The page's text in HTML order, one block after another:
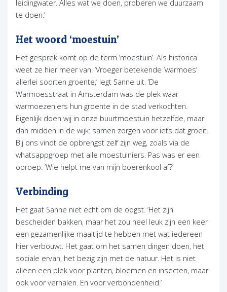
leidingwater. Alles wat we doen, proberen we duurzaam
te doen.’
Het woord ‘moestuin’
Het gesprek komt op de term ‘moestuin’. Als historica
weet ze hier meer van. ‘Vroeger betekende ‘warmoes’
allerlei soorten groente,’ legt Sanne uit. ‘De
Warmoesstraat in Amsterdam was de plek waar
warmoezeniers hun groente in de stad verkochten.
Eigenlijk doen wij in onze buurtmoestuin hetzelfde, maar
dan midden in de wijk: samen zorgen voor iets dat groeit.
Bij ons vindt de opbrengst zelf zijn weg, zoals via de
whatsappgroep met alle moestuiniers. Pas was er een
oproep: ‘Wie helpt me van mijn boerenkool af?’
Verbinding
Het gaat Sanne niet echt om de oogst. ‘Het zijn
bescheiden bakken, maar het zou heel leuk zijn een keer
een gezamenlijke maaltijd te hebben met wat iedereen
hier verbouwt. Het gaat om het samen dingen doen, het
sociale ervan, het bezig zijn met de natuur. Het is niet
alleen een plek voor planten, bloemen en insecten, maar
ook voor verhalen. En voor verbondenheid.’